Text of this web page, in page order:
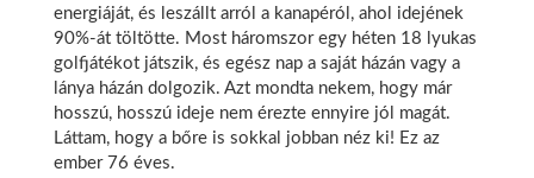
energiáját, és leszállt arról a kanapéról, ahol idejének
90%-át töltötte. Most háromszor egy héten 18 lyukas
golfjátékot játszik, és egész nap a saját házán vagy a
lánya házán dolgozik. Azt mondta nekem, hogy már
hosszú, hosszú ideje nem érezte ennyire jól magát.
Láttam, hogy a bőre is sokkal jobban néz ki! Ez az
ember 76 éves.